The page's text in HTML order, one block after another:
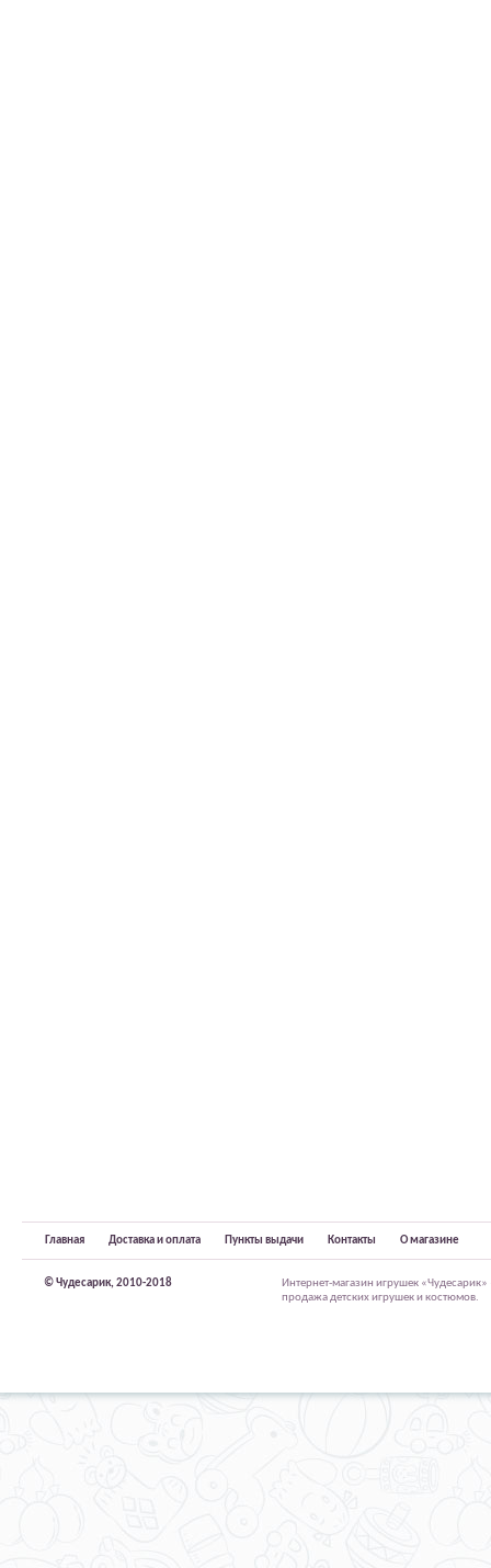
Главная Доставка и оплата Пункты выдачи Контакты О магазине
© Чудесарик, 2010-2018
Интернет-магазин игрушек
продажа детских игрушек и костюмов.